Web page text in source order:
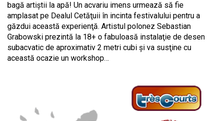
bagă artiştii la apă! Un acvariu imens urmează să fie
amplasat pe Dealul Cetăţuii în incinta festivalului pentru a
găzdui această experienţă. Artistul polonez Sebastian
Grabowski prezintă la 18+ o fabuloasă instalaţie de desen
subacvatic de aproximativ 2 metri cubi şi va susţine cu
această ocazie un workshop…